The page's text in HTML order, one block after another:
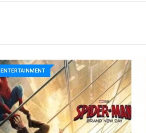
ENTERTAINMENT